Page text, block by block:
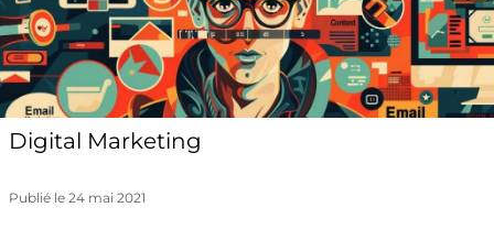
Digital Marketing
Publié le 24 mai 2021